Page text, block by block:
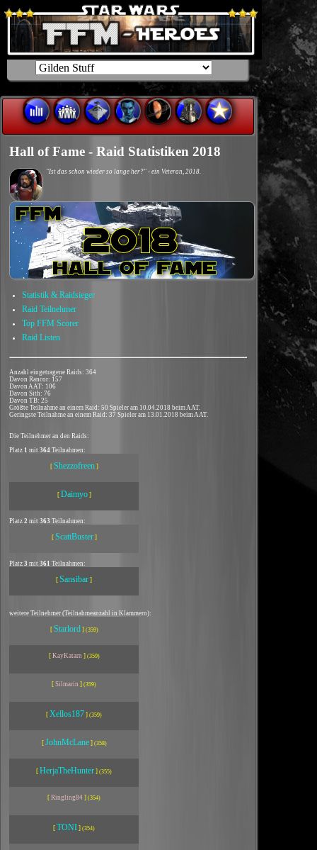
Hall of Fame - Raid Statistiken 2018
"Ist das schon wieder so lange her?" - ein Veteran, 2018.
Statistik & Raidsieger
Raid Teilnehmer
Top FFM Scorer
Raid Listen
Anzahl eingetragene Raids: 364
Davon Rancor: 157
Davon AAT: 106
Davon Sith: 76
Davon TB: 25
Größte Teilnahme an einem Raid: 50 Spieler am 10.04.2018 beim AAT.
Geringste Teilnahme an einem Raid: 37 Spieler am 13.01.2018 beim AAT.
Die Teilnehmer an den Raids:
Platz 1 mit 364 Teilnahmen:
[ Shezzofreen]
[ Daimyo]
Platz 2 mit 363 Teilnahmen:
[ ScattBuster]
Platz 3 mit 361 Teilnahmen:
[ Sansibar ]
weitere Teilnehmer (Teilnahmeanzahl in Klammern):
[ Starlord] (359)
[ KayKatarn ] (359)
[ Silmarin ] (359)
[ Xellos187 ] (359)
[ JohnMcLane] (358)
[ HerjaTheHunter ] (355)
[ Ringling84 ] (354)
[ TONI ] (354)